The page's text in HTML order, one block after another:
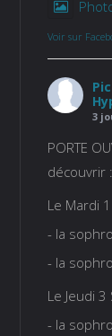
Voir sur
3
PORTE
découvrir :
Le Mardi
- la
- la
Le Jeudi
- la